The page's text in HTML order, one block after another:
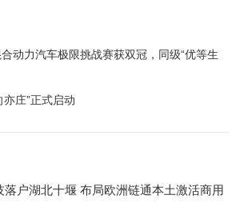
动力汽车极限挑战赛获双冠，同级“优等生
庄”正式启动
落户湖北十堰 布局欧洲链通本土激活商用